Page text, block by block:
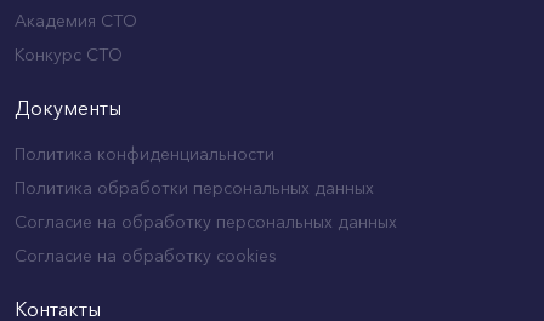
Академия СТО
Конкурс СТО
Документы
Политика конфиденциальности
Политика обработки персональных данных
Согласие на обработку персональных данных
Согласие на обработку cookies
Контакты